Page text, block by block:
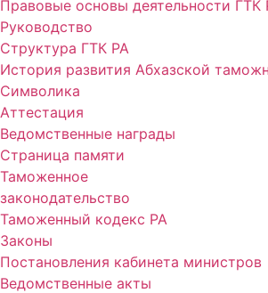
Правовые основы деятельности ГТК
Руководство
Структура ГТК РА
История развития Абхазской
Символика
Аттестация
Ведомственные награды
Страница памяти
Таможенное
законодательство
Таможенный кодекс РА
Законы
Постановления кабинета министров
Ведомственные акты